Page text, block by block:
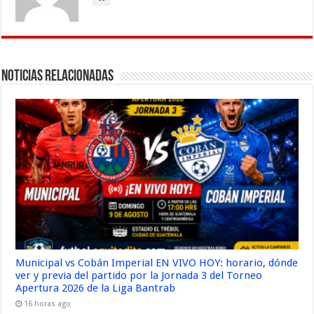
Noticias Relacionadas
Municipal vs Cobán Imperial EN VIVO HOY: horario, dónde
ver y previa del partido por la Jornada 3 del Torneo
Apertura 2026 de la Liga Bantrab
16 horas ago